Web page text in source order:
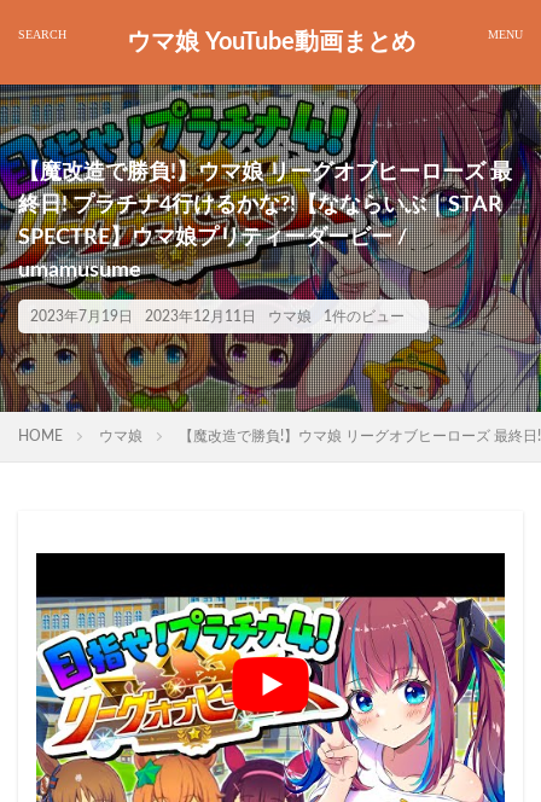
ウマ娘 YouTube動画まとめ
【魔改造で勝負!】ウマ娘 リーグオブヒーローズ 最
終日! プラチナ4行けるかな?!【なならいぶ｜STAR
SPECTRE】ウマ娘プリティーダービー /
umamusume
2023年7月19日 2023年12月11日 ウマ娘 1件のビュー
HOME ウマ娘 【魔改造で勝負!】ウマ娘 リーグオブヒーローズ 最終